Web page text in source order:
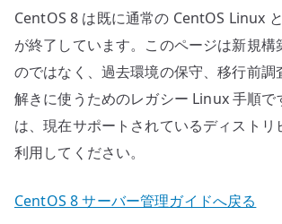
CentOS 8 は既に通常の CentOS Linux
が終了しています。このページは新規構
のではなく、過去環境の保守、移行前調
解きに使うためのレガシー Linux 手順で
は、現在サポートされているディストリ
利用してください。
CentOS 8 サーバー管理ガイドへ戻る